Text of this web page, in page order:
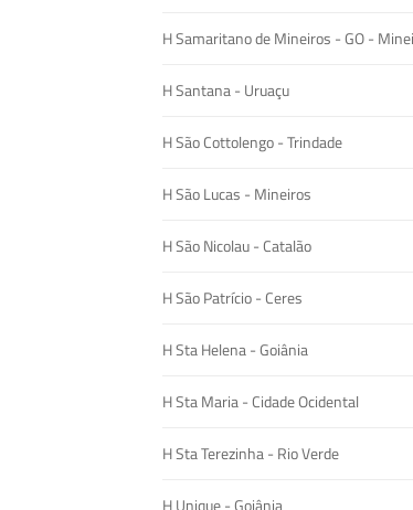
H Samaritano de Mineiros - GO -
H Santana - Uruaçu
H São Cottolengo - Trindade
H São Lucas - Mineiros
H São Nicolau - Catalão
H São Patrício - Ceres
H Sta Helena - Goiânia
H Sta Maria - Cidade Ocidental
H Sta Terezinha - Rio Verde